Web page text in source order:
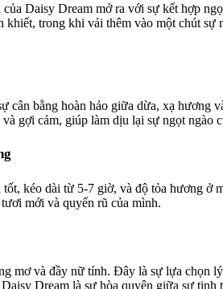
Daisy Dream mở ra với sự kết hợp
khiết, trong khi vải thêm vào một chút
cân bằng hoàn hảo giữa dừa, xạ hương
gợi cảm, giúp làm dịu lại sự ngọt ngào
kéo dài từ 5-7 giờ, và độ tỏa hương ở
mới và quyến rũ của mình.
mơ và đầy nữ tính. Đây là sự lựa chọn
Dream là sự hòa quyện giữa sự tinh